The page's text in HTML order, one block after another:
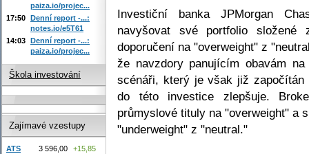
Investiční banka JPMorgan
navyšovat své portfolio
doporučení na "overweight" z
že navzdory panujícím obavám
scénáři, který je však již
do této investice zlepšuje.
průmyslové tituly na "overweight" a
"underweight" z "neutral."
paiza.io/projec...
17:50 Denní report -...:
notes.io/e5T61
14:03 Denní report -...:
paiza.io/projec...
Škola investování
Zajímavé vzestupy
ATS 3 596,00
+15,85